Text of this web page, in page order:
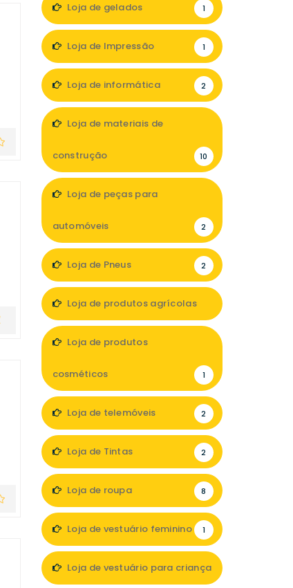
Loja de gelados 1
Loja de Impressão 1
Loja de informática 2
Loja de materiais de
construção 10
Loja de peças para
automóveis 2
Loja de Pneus 2
Loja de produtos agrícolas
Loja de produtos
cosméticos 1
Loja de telemóveis 2
Loja de Tintas 2
Loja de roupa 8
Loja de vestuário feminino 1
Loja de vestuário para criança